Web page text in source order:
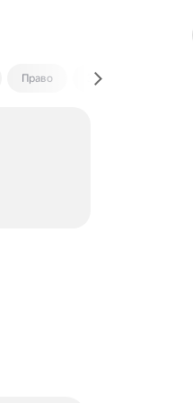
Право Экономика и финансы